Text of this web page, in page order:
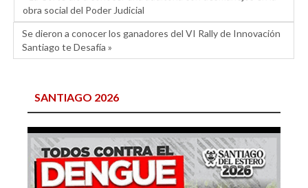
obra social del Poder Judicial
Se dieron a conocer los ganadores del VI Rally de Innovación
Santiago te Desafía »
SANTIAGO 2026